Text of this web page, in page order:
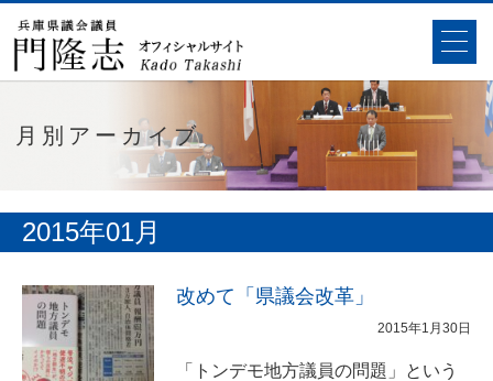
月別アーカイブ
2015年01月
改めて「県議会改革」
2015年1月30日
「トンデモ地方議員の問題」という